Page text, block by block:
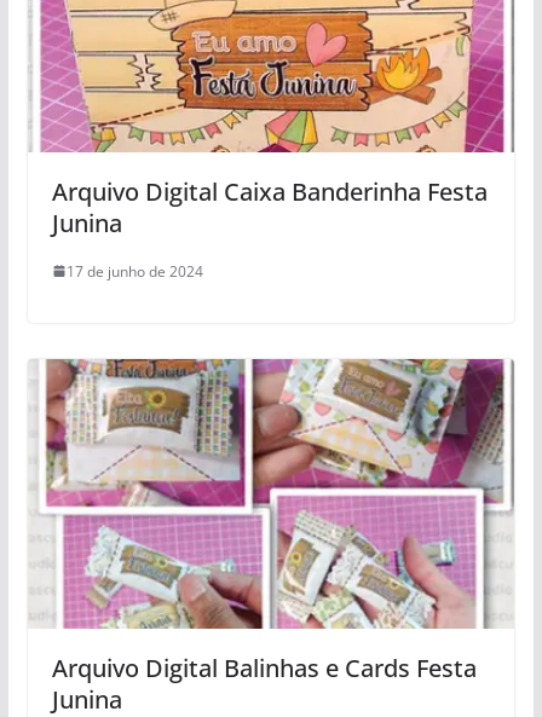
Arquivo Digital Caixa Banderinha Festa
Junina
17 de junho de 2024
Arquivo Digital Balinhas e Cards Festa
Junina